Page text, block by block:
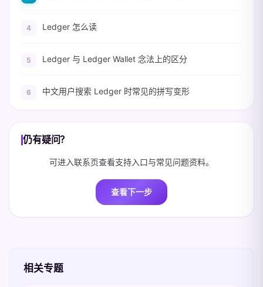
Ledger 怎么读
Ledger 与 Ledger Wallet 念法上的区分
中文用户搜索 Ledger 时常见的拼写变形
仍有疑问？
可进入联系页查看支持入口与常见问题资料。
查看下一步
相关专题